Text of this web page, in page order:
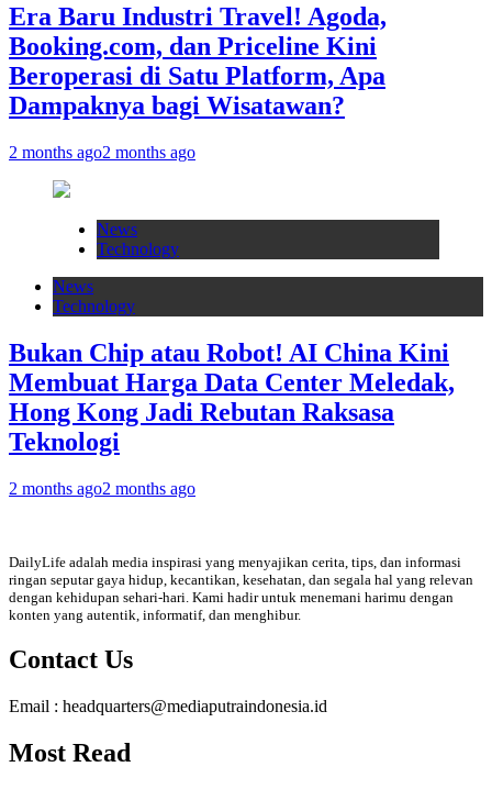
Era Baru Industri Travel! Agoda,
Booking.com, dan Priceline Kini
Beroperasi di Satu Platform, Apa
Dampaknya bagi Wisatawan?
2 months ago2 months ago
News
Technology
News
Technology
Bukan Chip atau Robot! AI China Kini
Membuat Harga Data Center Meledak,
Hong Kong Jadi Rebutan Raksasa
Teknologi
2 months ago2 months ago
DailyLife adalah media inspirasi yang menyajikan cerita, tips, dan informasi
ringan seputar gaya hidup, kecantikan, kesehatan, dan segala hal yang relevan
dengan kehidupan sehari-hari. Kami hadir untuk menemani harimu dengan
konten yang autentik, informatif, dan menghibur.
Contact Us
Email : headquarters@mediaputraindonesia.id
Most Read